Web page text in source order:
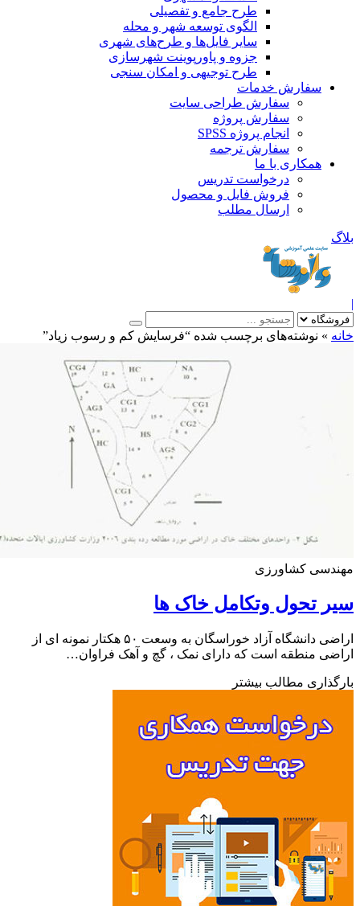
طرح جامع و تفصیلی
الگوی توسعه شهر و محله
سایر فایل‌ها و طرح‌های شهری
جزوه و پاورپوینت شهرسازی
طرح توجیهی و امکان سنجی
سفارش خدمات
سفارش طراحی سایت
سفارش پروژه
انجام پروژه SPSS
سفارش ترجمه
همکاری با ما
درخواست تدریس
فروش فایل و محصول
ارسال مطلب
»نوشته‌های برچسب شده “فرسايش کم و رسوب زياد”
کشاورزی
تحول وتکامل خاک ها
اراضی دانشگاه آزاد خوراسگان به وسعت ۵۰ هکتار نمونه ای از
منطقه است که دارای نمک ، گچ و آهک فراوان…
مطالب بیشتر